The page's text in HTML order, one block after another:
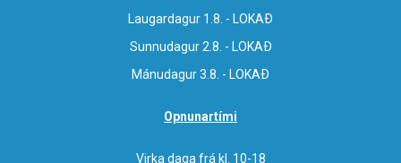
Laugardagur 1.8. - LOKAÐ
Sunnudagur 2.8. - LOKAÐ
Mánudagur 3.8. - LOKAÐ
Opnunartími
Virka daga frá kl. 10-18